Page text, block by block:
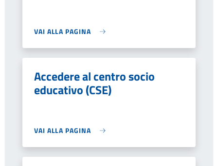
VAI ALLA PAGINA
Accedere al centro socio
educativo (CSE)
VAI ALLA PAGINA